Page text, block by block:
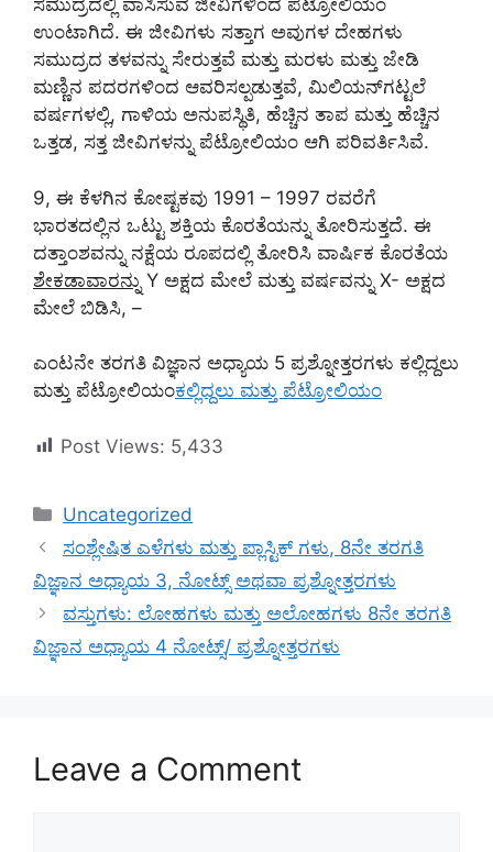
ಸಮುದ್ರದಲ್ಲಿ ವಾಸಿಸುವ ಜೀವಿಗಳಿಂದ ಪೆಟ್ರೋಲಿಯಂ
ಉಂಟಾಗಿದೆ. ಈ ಜೀವಿಗಳು ಸತ್ತಾಗ ಅವುಗಳ ದೇಹಗಳು
ಸಮುದ್ರದ ತಳವನ್ನು ಸೇರುತ್ತವೆ ಮತ್ತು ಮರಳು ಮತ್ತು ಜೇಡಿ
ಮಣ್ಣಿನ ಪದರಗಳಿಂದ ಆವರಿಸಲ್ಪಡುತ್ತವೆ, ಮಿಲಿಯನ್‌ಗಟ್ಟಲೆ
ವರ್ಷಗಳಲ್ಲಿ, ಗಾಳಿಯ ಅನುಪಸ್ಥಿತಿ, ಹೆಚ್ಚಿನ ತಾಪ ಮತ್ತು ಹೆಚ್ಚಿನ
ಒತ್ತಡ, ಸತ್ತ ಜೀವಿಗಳನ್ನು ಪೆಟ್ರೋಲಿಯಂ ಆಗಿ ಪರಿವರ್ತಿಸಿವೆ.
9, ಈ ಕೆಳಗಿನ ಕೋಷ್ಟಕವು 1991 – 1997 ರವರೆಗೆ
ಭಾರತದಲ್ಲಿನ ಒಟ್ಟು ಶಕ್ತಿಯ ಕೊರತೆಯನ್ನು ತೋರಿಸುತ್ತದೆ. ಈ
ದತ್ತಾಂಶವನ್ನು ನಕ್ಷೆಯ ರೂಪದಲ್ಲಿ ತೋರಿಸಿ ವಾರ್ಷಿಕ ಕೊರತೆಯ
ಶೇಕಡಾವಾರನ್ನು Y ಅಕ್ಷದ ಮೇಲೆ ಮತ್ತು ವರ್ಷವನ್ನು X- ಅಕ್ಷದ
ಮೇಲೆ ಬಿಡಿಸಿ, –
ಎಂಟನೇ ತರಗತಿ ವಿಜ್ಞಾನ ಅಧ್ಯಾಯ 5 ಪ್ರಶ್ನೋತ್ತರಗಳು ಕಲ್ಲಿದ್ದಲು
ಮತ್ತು ಪೆಟ್ರೋಲಿಯಂಕಲ್ಲಿದ್ದಲು ಮತ್ತು ಪೆಟ್ರೋಲಿಯಂ
Post Views: 5,433
Categories
Uncategorized
ಸಂಶ್ಲೇಷಿತ ಎಳೆಗಳು ಮತ್ತು ಪ್ಲಾಸ್ಟಿಕ್ ಗಳು, 8ನೇ ತರಗತಿ
ವಿಜ್ಞಾನ ಅಧ್ಯಾಯ 3, ನೋಟ್ಸ್ ಅಥವಾ ಪ್ರಶ್ನೋತ್ತರಗಳು
ವಸ್ತುಗಳು: ಲೋಹಗಳು ಮತ್ತು ಅಲೋಹಗಳು 8ನೇ ತರಗತಿ
ವಿಜ್ಞಾನ ಅಧ್ಯಾಯ 4 ನೋಟ್ಸ್/ ಪ್ರಶ್ನೋತ್ತರಗಳು
Leave a Comment